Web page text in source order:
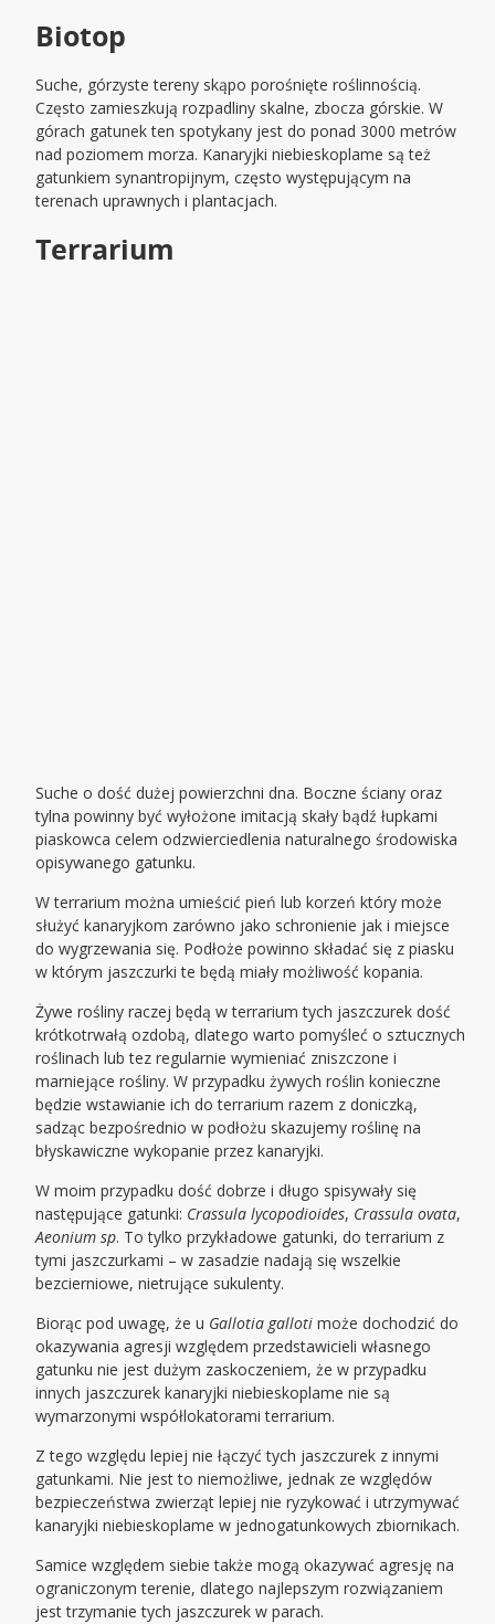
Biotop
Suche, górzyste tereny skąpo porośnięte roślinnością.
Często zamieszkują rozpadliny skalne, zbocza górskie. W
górach gatunek ten spotykany jest do ponad 3000 metrów
nad poziomem morza. Kanaryjki niebieskoplame są też
gatunkiem synantropijnym, często występującym na
terenach uprawnych i plantacjach.
Terrarium
Suche o dość dużej powierzchni dna. Boczne ściany oraz
tylna powinny być wyłożone imitacją skały bądź łupkami
piaskowca celem odzwierciedlenia naturalnego środowiska
opisywanego gatunku.
W terrarium można umieścić pień lub korzeń który może
służyć kanaryjkom zarówno jako schronienie jak i miejsce
do wygrzewania się. Podłoże powinno składać się z piasku
w którym jaszczurki te będą miały możliwość kopania.
Żywe rośliny raczej będą w terrarium tych jaszczurek dość
krótkotrwałą ozdobą, dlatego warto pomyśleć o sztucznych
roślinach lub tez regularnie wymieniać zniszczone i
marniejące rośliny. W przypadku żywych roślin konieczne
będzie wstawianie ich do terrarium razem z doniczką,
sadząc bezpośrednio w podłożu skazujemy roślinę na
błyskawiczne wykopanie przez kanaryjki.
W moim przypadku dość dobrze i długo spisywały się
następujące gatunki: Crassula lycopodioides, Crassula ovata,
Aeonium sp. To tylko przykładowe gatunki, do terrarium z
tymi jaszczurkami – w zasadzie nadają się wszelkie
bezcierniowe, nietrujące sukulenty.
Biorąc pod uwagę, że u Gallotiagalloti może dochodzić do
okazywania agresji względem przedstawicieli własnego
gatunku nie jest dużym zaskoczeniem, że w przypadku
innych jaszczurek kanaryjki niebieskoplame nie są
wymarzonymi współlokatorami terrarium.
Z tego względu lepiej nie łączyć tych jaszczurek z innymi
gatunkami. Nie jest to niemożliwe, jednak ze względów
bezpieczeństwa zwierząt lepiej nie ryzykować i utrzymywać
kanaryjki niebieskoplame w jednogatunkowych zbiornikach.
Samice względem siebie także mogą okazywać agresję na
ograniczonym terenie, dlatego najlepszym rozwiązaniem
jest trzymanie tych jaszczurek w parach.